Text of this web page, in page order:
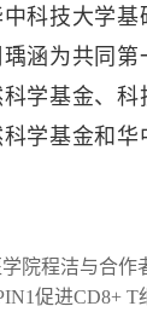
科技大学
涵为共同
学基金、
学基金和
学院程洁与合
促进CD8+ T